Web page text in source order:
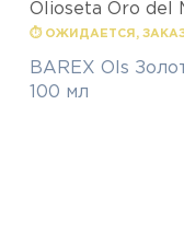
Olioseta Oro del
⏱ ОЖИДАЕТСЯ,
BAREX Ols
100 мл